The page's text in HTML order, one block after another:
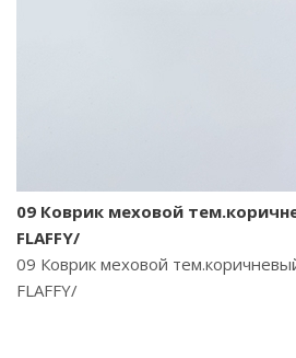
09 Коврик меховой
FLAFFY/
09 Коврик меховой
FLAFFY/